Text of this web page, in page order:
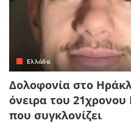
Ελλάδα
Δολοφονία στο
όνειρα του
που συγκλονίζει